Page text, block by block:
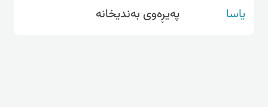
یاسا پەیڕەوی بەندیخانە